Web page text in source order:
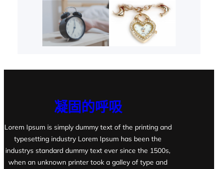
凝固的呼吸
Lorem Ipsum is simply dummy text of the printing and
typesetting industry Lorem Ipsum has been the
industrys standard dummy text ever since the 1500s,
when an unknown printer took a galley of type and